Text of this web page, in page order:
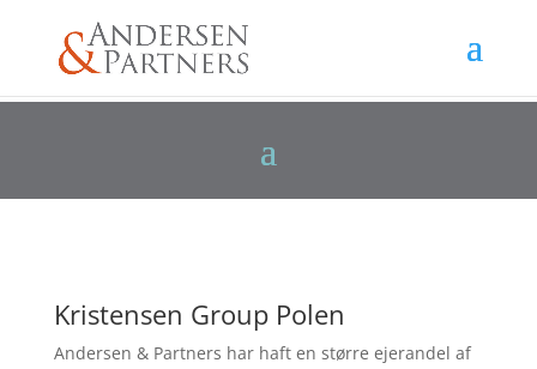
Kristensen Group Polen
Andersen & Partners har haft en større ejerandel af